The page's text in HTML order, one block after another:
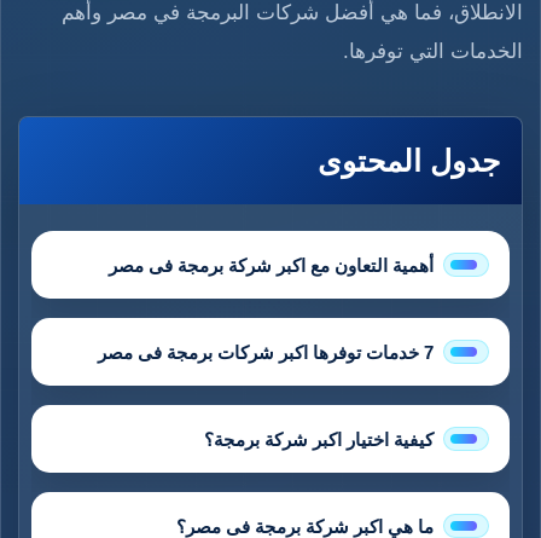
الانطلاق، فما هي أفضل شركات البرمجة في مصر وأهم
الخدمات التي توفرها.
جدول المحتوى
أهمية التعاون مع اكبر شركة برمجة فى مصر
7 خدمات توفرها اكبر شركات برمجة فى مصر
كيفية اختيار اكبر شركة برمجة؟
ما هي اكبر شركة برمجة فى مصر؟